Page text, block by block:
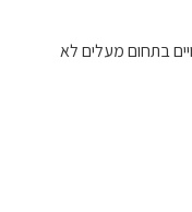
בתחום מעלים לא